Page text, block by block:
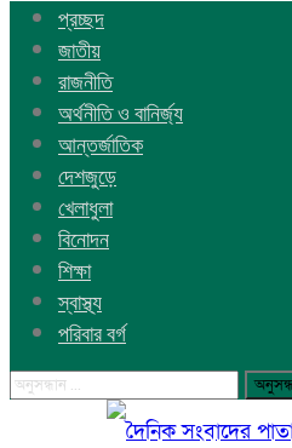
প্রচ্ছদ
জাতীয়
রাজনীতি
অর্থনীতি ও বানির্জ্য
আন্তর্জাতিক
দেশজুড়ে
খেলাধুলা
বিনোদন
শিক্ষা
স্বাস্থ্য
পরিবার বর্গ